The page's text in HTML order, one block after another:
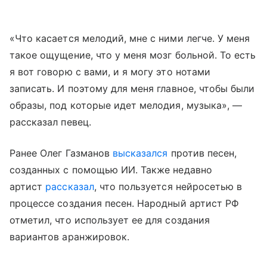
«Что касается мелодий, мне с ними легче. У меня
такое ощущение, что у меня мозг больной. То есть
я вот говорю с вами, и я могу это нотами
записать. И поэтому для меня главное, чтобы были
образы, под которые идет мелодия, музыка», —
рассказал певец.
Ранее Олег Газманов высказался против песен,
созданных с помощью ИИ. Также недавно
артист рассказал, что пользуется нейросетью в
процессе создания песен. Народный артист РФ
отметил, что использует ее для создания
вариантов аранжировок.